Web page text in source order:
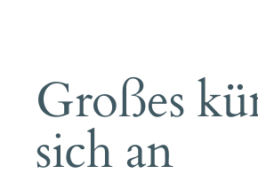
Großes
sich an